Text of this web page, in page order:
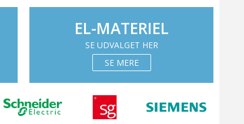
EL-MATERIEL
SE UDVALGET HER
SE MERE